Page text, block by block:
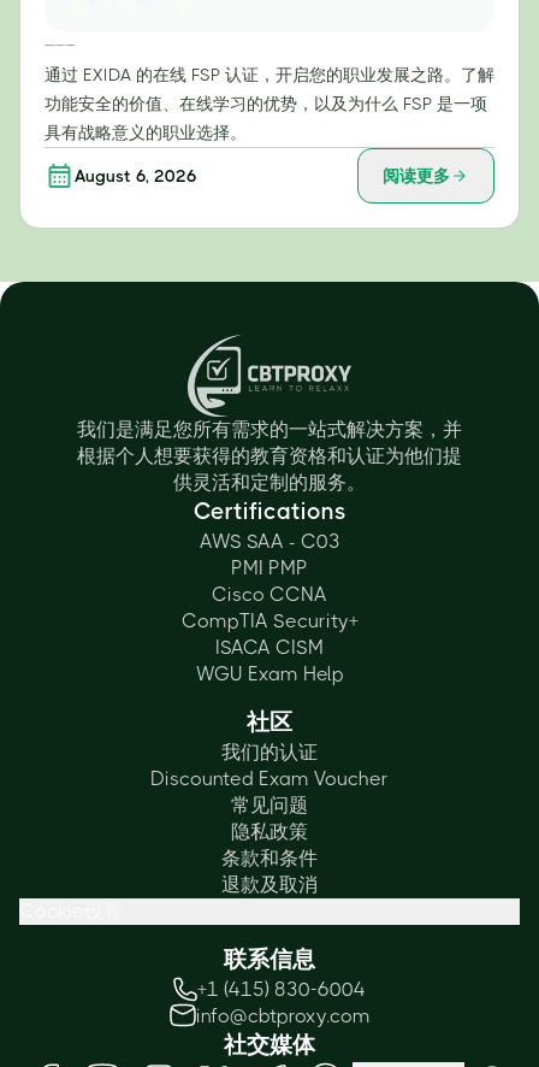
通过 EXIDA 的在线 FSP 认证，开启您的职业发展之路。了解
功能安全的价值、在线学习的优势，以及为什么 FSP 是一项
具有战略意义的职业选择。
August 6, 2026 阅读更多
我们是满足您所有需求的一站式解决方案，并
根据个人想要获得的教育资格和认证为他们提
供灵活和定制的服务。
Certifications
AWS SAA - C03
PMI PMP
Cisco CCNA
CompTIA Security+
ISACA CISM
WGU Exam Help
社区
我们的认证
Discounted Exam Voucher
常见问题
隐私政策
条款和条件
退款及取消
联系信息
+1 (415) 830-6004
info@cbtproxy.com
社交媒体